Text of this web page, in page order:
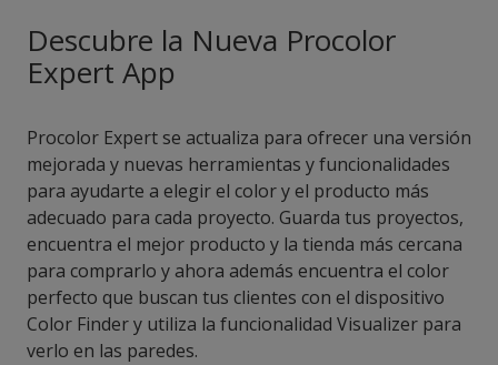
Descubre la Nueva Procolor
Expert App
Procolor Expert se actualiza para ofrecer una versión
mejorada y nuevas herramientas y funcionalidades
para ayudarte a elegir el color y el producto más
adecuado para cada proyecto. Guarda tus proyectos,
encuentra el mejor producto y la tienda más cercana
para comprarlo y ahora además encuentra el color
perfecto que buscan tus clientes con el dispositivo
Color Finder y utiliza la funcionalidad Visualizer para
verlo en las paredes.